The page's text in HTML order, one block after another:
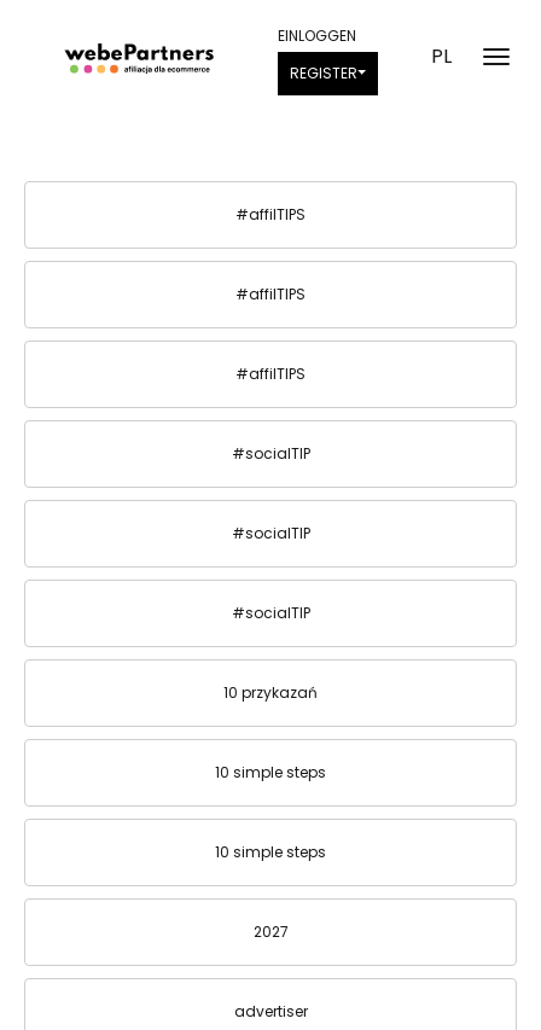
PL
EINLOGGEN
REGISTER
#affilTIPS
#affilTIPS
#affilTIPS
#socialTIP
#socialTIP
#socialTIP
10 przykazań
10 simple steps
10 simple steps
2027
advertiser